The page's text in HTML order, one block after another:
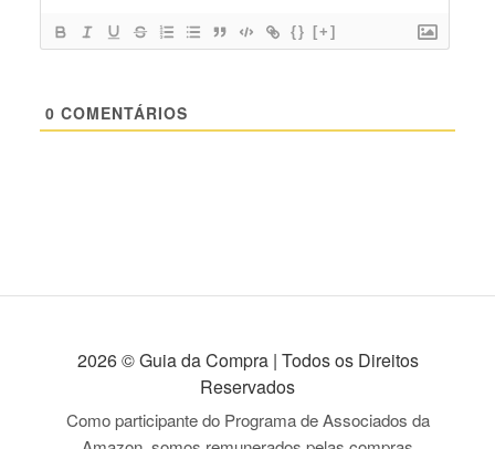
{} [+]
0 COMENTÁRIOS
2026 © Guia da Compra | Todos os Direitos
Reservados
Como participante do Programa de Associados da